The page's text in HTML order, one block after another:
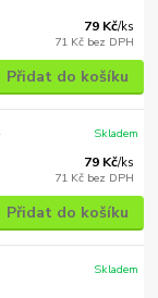
79 Kč/ks
71 Kč bez DPH
Přidat do košíku
79 Kč/ks
71 Kč bez DPH
Skladem
Přidat do košíku
Skladem